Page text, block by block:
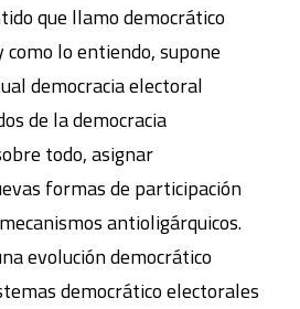
que llamo democrático
lo entiendo, supone
democracia electoral
de la democracia
todo, asignar
formas de participación
antioligárquicos.
evolución democrático
democrático electorales